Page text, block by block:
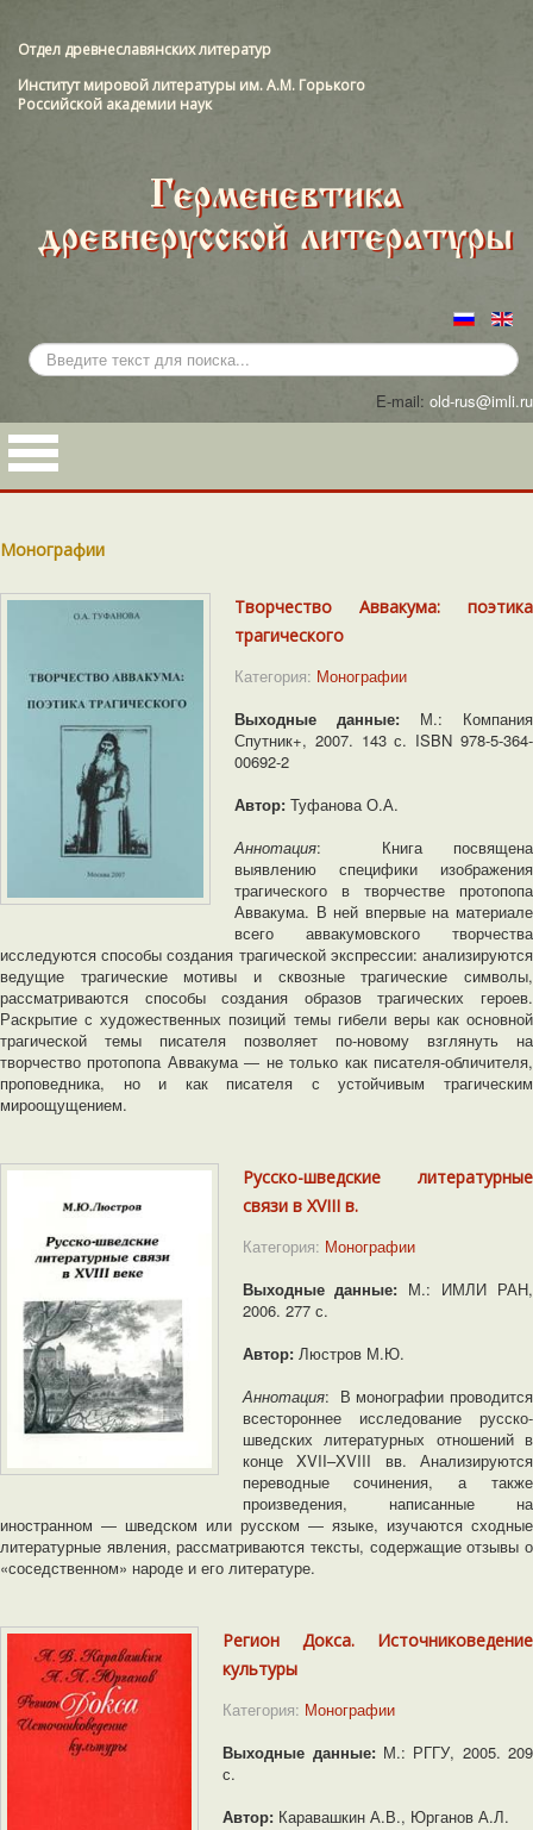
Отдел древнеславянских литератур
Институт мировой литературы им. А.М. Горького
Российской академии наук
Искать...
E-mail: old-rus@imli.ru
Монографии
Творчество Аввакума: поэтика
трагического
Категория: Монографии
Выходные данные: М.: Компания
Спутник+, 2007. 143 с. ISBN 978-5-364-
00692-2
Автор:Туфанова О.А.
Аннотация: Книга посвящена
выявлению специфики изображения
трагического в творчестве протопопа
Аввакума. В ней впервые на материале
всего аввакумовского творчества
исследуются способы создания трагической экспрессии: анализируются
ведущие трагические мотивы и сквозные трагические символы,
рассматриваются способы создания образов трагических героев.
Раскрытие с художественных позиций темы гибели веры как основной
трагической темы писателя позволяет по-новому взглянуть на
творчество протопопа Аввакума ― не только как писателя-обличителя,
проповедника, но и как писателя с устойчивым трагическим
мироощущением.
Русско-шведские литературные
связи в XVIII в.
Категория: Монографии
Выходные данные: М.: ИМЛИ РАН,
2006. 277 с.
Автор: Люстров М.Ю.
Аннотация: В монографии проводится
всестороннее исследование русско-
шведских литературных отношений в
конце XVII–XVIII вв. Анализируются
переводные сочинения, а также
произведения, написанные на
иностранном ― шведском или русском ― языке, изучаются сходные
литературные явления, рассматриваются тексты, содержащие отзывы о
«соседственном» народе и его литературе.
Регион Докса. Источниковедение
культуры
Категория: Монографии
Выходные данные: М.: РГГУ, 2005. 209
с.
Автор: Каравашкин А.В., Юрганов А.Л.